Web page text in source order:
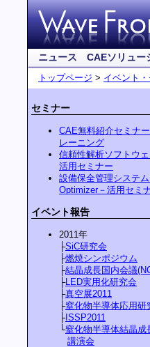
ニュース CAEソリュー
トップページ > イベント
セミナー
CAE無料紹介セミナ
レーニング
信頼性解析ソフトウ
活用セミナー
設備保全管理システ
Optimizer－活用セミ
イベント報告
2011年
├SiC研究会
├燃焼シンポジウム
├結晶成長国内会議
├LED実用化研究会
├真空展2011
├窒化物半導体応用研
├ISSP2011
└窒化物半導体結晶成
講演会